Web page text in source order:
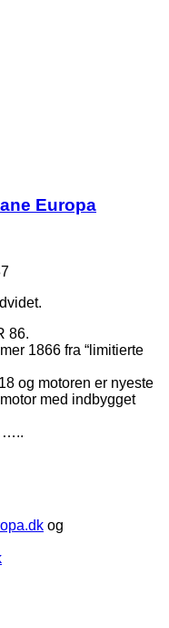
Europa
86.
1866 fra “limitierte
og motoren er nyeste
med indbygget
og